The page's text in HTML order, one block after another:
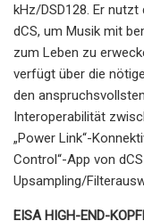
kHz/DSD128. Er
dCS, um Musik mit
zum Leben zu
verfügt über die
den
Interoperabilität
„Power Link“-
Control“-App von
Upsampling/
EISA HIGH-END-